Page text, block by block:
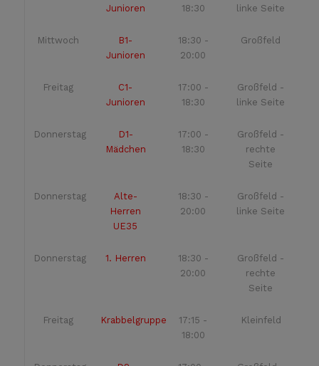
Junioren
18:30
linke Seite
Mittwoch
B1-
Junioren
18:30 -
20:00
Großfeld
Freitag
C1-
Junioren
17:00 -
18:30
Großfeld -
linke Seite
Donnerstag
D1-
Mädchen
17:00 -
18:30
Großfeld -
rechte
Seite
Donnerstag
Alte-
Herren
UE35
18:30 -
20:00
Großfeld -
linke Seite
Donnerstag 1. Herren
18:30 -
20:00
Großfeld -
rechte
Seite
Freitag Krabbelgruppe
17:15 -
18:00
Kleinfeld